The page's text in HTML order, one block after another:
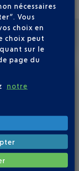
pour le plaisir
La Plage
nécessaires
Vous
choix en
choix peut
sur le
page du
notre